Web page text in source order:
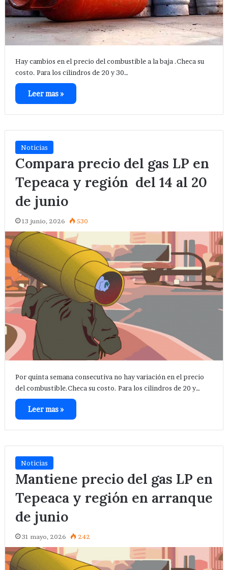
Hay cambios en el precio del combustible a la baja .Checa su
costo. Para los cilindros de 20 y 30…
Leer mas »
Noticias
Compara precio del gas LP en
Tepeaca y región del 14 al 20
de junio
13 junio, 2026 530
Por quinta semana consecutiva no hay variación en el precio
del combustible.Checa su costo. Para los cilindros de 20 y…
Leer mas »
Noticias
Mantiene precio del gas LP en
Tepeaca y región en arranque
de junio
31 mayo, 2026 242